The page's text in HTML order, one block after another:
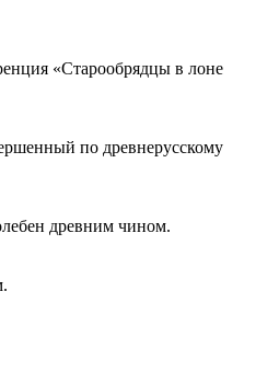
«Cтарообрядцы в лоне
по древнерусскому
древним чином.